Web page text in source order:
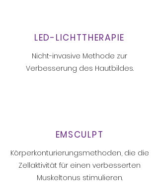
LED-LICHTTHERAPIE
Nicht-invasive Methode zur
Verbesserung des Hautbildes.
EMSCULPT
Körperkonturierungsmethoden, die die
Zellaktivität für einen verbesserten
Muskeltonus stimulieren.